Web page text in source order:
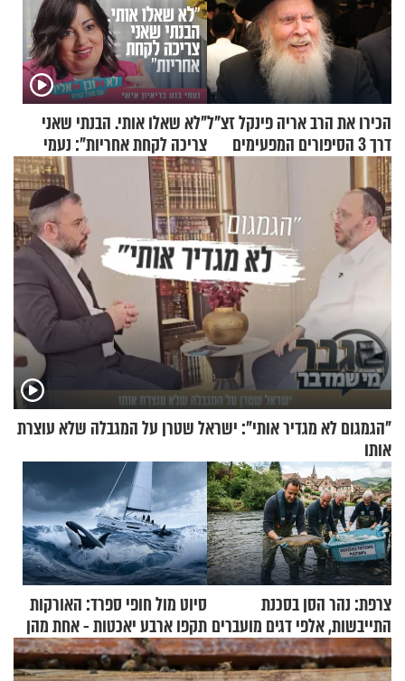
הכירו את הרב אריה פינקל זצ"ל
דרך 3 הסיפורים המפעימים
האלה
"לא שאלו אותי. הבנתי שאני
צריכה לקחת אחריות": נעמי
בנט בריאיון אישי
"הגמגום לא מגדיר אותי": ישראל שטרן על המגבלה שלא עוצרת
אותו
צרפת: נהר הסן בסכנת
התייבשות, אלפי דגים מועברים
במבצעי חילוץ
סיוט מול חופי ספרד: האורקות
תקפו ארבע יאכטות - אחת מהן
טבעה